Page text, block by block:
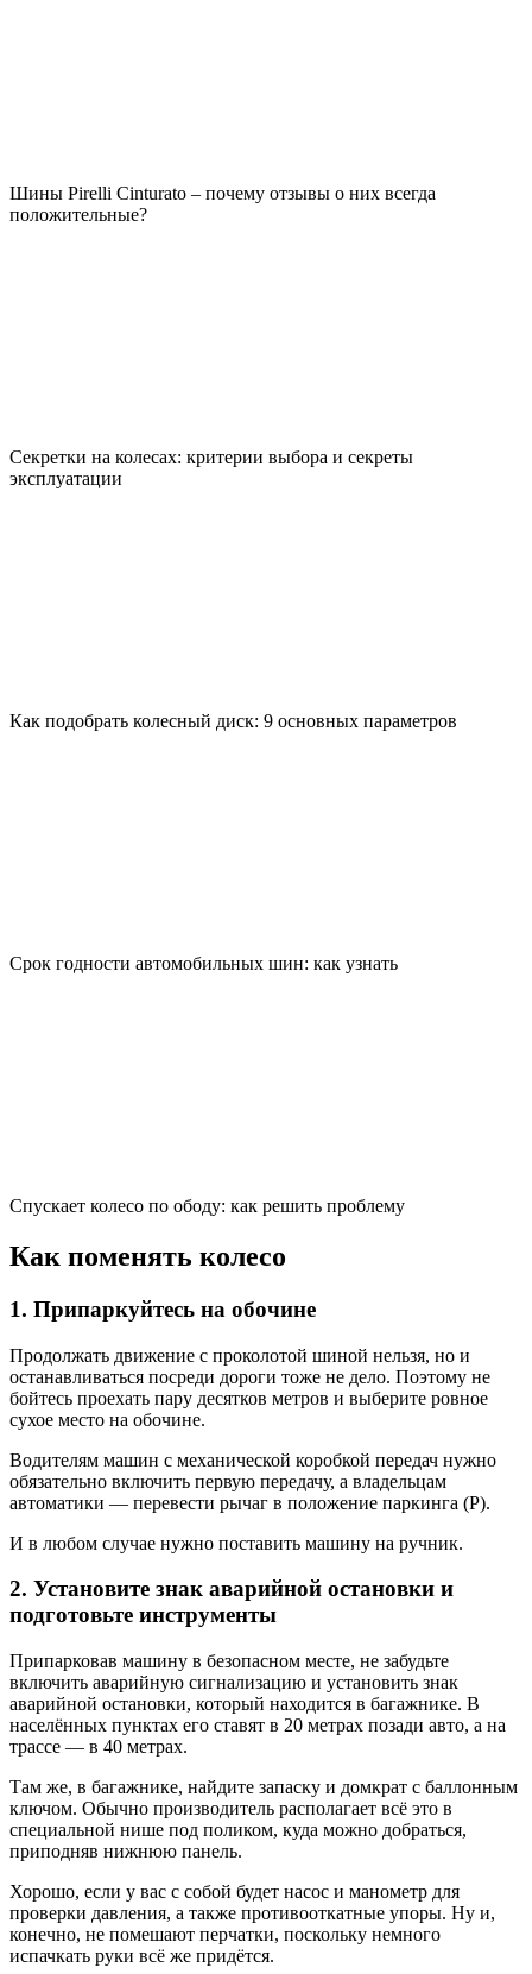
Шины Pirelli Cinturato – почему отзывы о них всегда
положительные?
Секретки на колесах: критерии выбора и секреты
эксплуатации
Как подобрать колесный диск: 9 основных параметров
Срок годности автомобильных шин: как узнать
Спускает колесо по ободу: как решить проблему
Как поменять колесо
1. Припаркуйтесь на обочине
Продолжать движение с проколотой шиной нельзя, но и
останавливаться посреди дороги тоже не дело. Поэтому не
бойтесь проехать пару десятков метров и выберите ровное
сухое место на обочине.
Водителям машин с механической коробкой передач нужно
обязательно включить первую передачу, а владельцам
автоматики — перевести рычаг в положение паркинга (P).
И в любом случае нужно поставить машину на ручник.
2. Установите знак аварийной остановки и
подготовьте инструменты
Припарковав машину в безопасном месте, не забудьте
включить аварийную сигнализацию и установить знак
аварийной остановки, который находится в багажнике. В
населённых пунктах его ставят в 20 метрах позади авто, а на
трассе — в 40 метрах.
Там же, в багажнике, найдите запаску и домкрат с баллонным
ключом. Обычно производитель располагает всё это в
специальной нише под поликом, куда можно добраться,
приподняв нижнюю панель.
Хорошо, если у вас с собой будет насос и манометр для
проверки давления, а также противооткатные упоры. Ну и,
конечно, не помешают перчатки, поскольку немного
испачкать руки всё же придётся.